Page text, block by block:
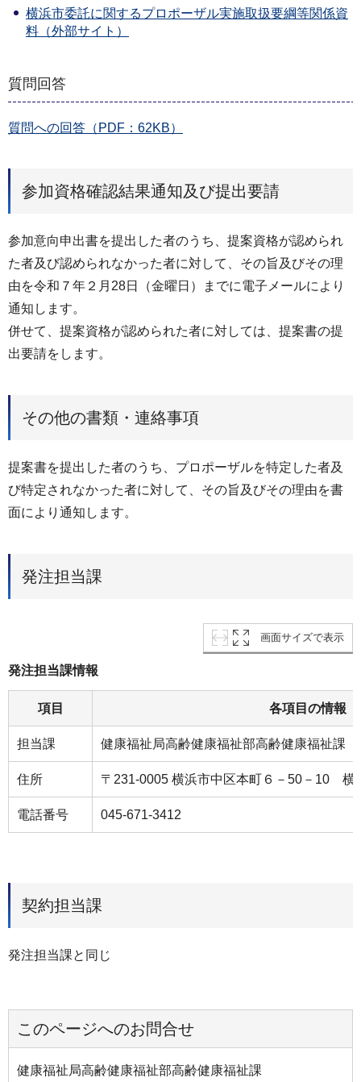
横浜市委託に関するプロポーザル実施取扱要綱等関係資
料（外部サイト）
質問回答
質問への回答（PDF：62KB）
参加資格確認結果通知及び提出要請
参加意向申出書を提出した者のうち、提案資格が認められ
た者及び認められなかった者に対して、その旨及びその理
由を令和７年２月28日（金曜日）までに電子メールにより
通知します。
併せて、提案資格が認められた者に対しては、提案書の提
出要請をします。
その他の書類・連絡事項
提案書を提出した者のうち、プロポーザルを特定した者及
び特定されなかった者に対して、その旨及びその理由を書
面により通知します。
発注担当課
画面サイズで表示
発注担当課情報
項目 各項目の情報
担当課 健康福祉局⾼齢健康福祉部⾼齢健康福祉課
住所 〒231-0005 横浜市中区本町６－50－10 横
電話番号 045-671-3412
契約担当課
発注担当課と同じ
このページへのお問合せ
健康福祉局高齢健康福祉部高齢健康福祉課